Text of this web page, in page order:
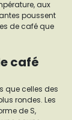
aux
poussent
de café que
café
que celles des
rondes. Les
de S,